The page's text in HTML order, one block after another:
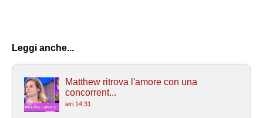
Leggi anche...
Matthew ritrova l'amore con una
concorrent...
ieri 14:31